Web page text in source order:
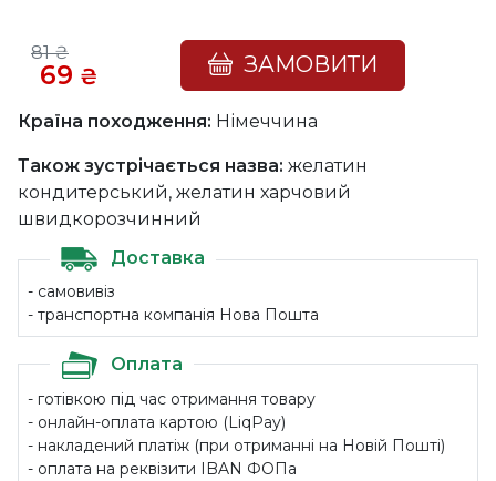
81₴
69 ₴ ЗАМОВИТИ
Країна походження: Німеччина
Також зустрічається назва: желатин
кондитерський, желатин харчовий
швидкорозчинний
Доставка
- самовивіз
- транспортна компанія Нова Пошта
Оплата
- готівкою під час отримання товару
- онлайн-оплата картою (LiqPay)
- накладений платіж (при отриманні на Новій Пошті)
- оплата на реквізити IBAN ФОПа